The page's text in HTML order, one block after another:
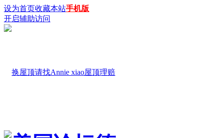
设为首页收藏本站手机版
开启辅助访问